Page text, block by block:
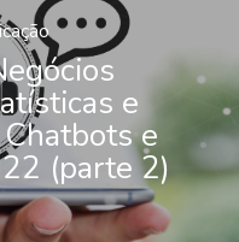
e
e
(parte 2)